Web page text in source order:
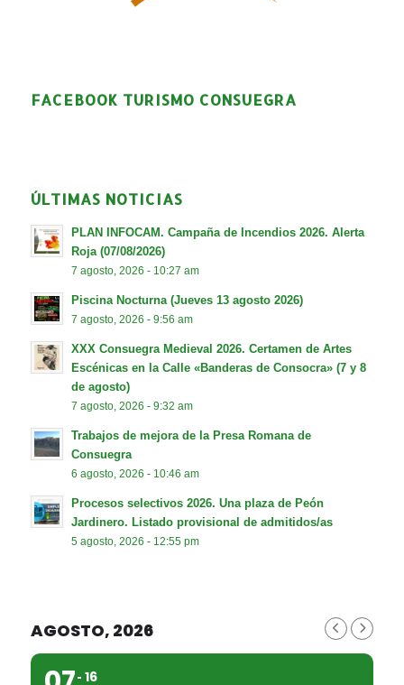
FACEBOOK TURISMO CONSUEGRA
ÚLTIMAS NOTICIAS
PLAN INFOCAM. Campaña de Incendios 2026. Alerta
Roja (07/08/2026)
7 agosto, 2026 - 10:27 am
Piscina Nocturna (Jueves 13 agosto 2026)
7 agosto, 2026 - 9:56 am
XXX Consuegra Medieval 2026. Certamen de Artes
Escénicas en la Calle «Banderas de Consocra» (7 y 8
de agosto)
7 agosto, 2026 - 9:32 am
Trabajos de mejora de la Presa Romana de
Consuegra
6 agosto, 2026 - 10:46 am
Procesos selectivos 2026. Una plaza de Peón
Jardinero. Listado provisional de admitidos/as
5 agosto, 2026 - 12:55 pm
AGOSTO, 2026
16